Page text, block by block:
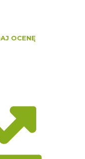
OCENĘ
Trasa